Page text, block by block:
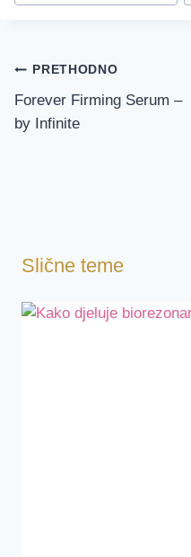
Navigacija
objava
PRETHODNO
Forever Firming Serum –
by Infinite
Slične teme